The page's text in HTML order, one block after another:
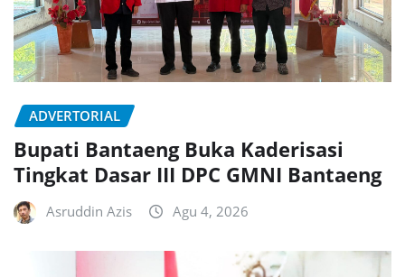
ADVERTORIAL
Bupati Bantaeng Buka Kaderisasi
Tingkat Dasar III DPC GMNI Bantaeng
Asruddin Azis Agu 4, 2026